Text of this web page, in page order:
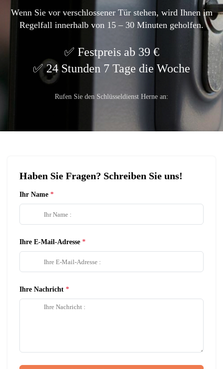
Wenn Sie vor verschlossener Tür stehen, wird Ihnen im
Regelfall innerhalb von 15 – 30 Minuten geholfen.
Festpreis ab 39 €
24 Stunden 7 Tage die Woche
Rufen Sie den Schlüsseldienst Herne an:
Haben Sie Fragen? Schreiben Sie uns!
Ihr Name
Ihre E-Mail-Adresse
Ihre Nachricht